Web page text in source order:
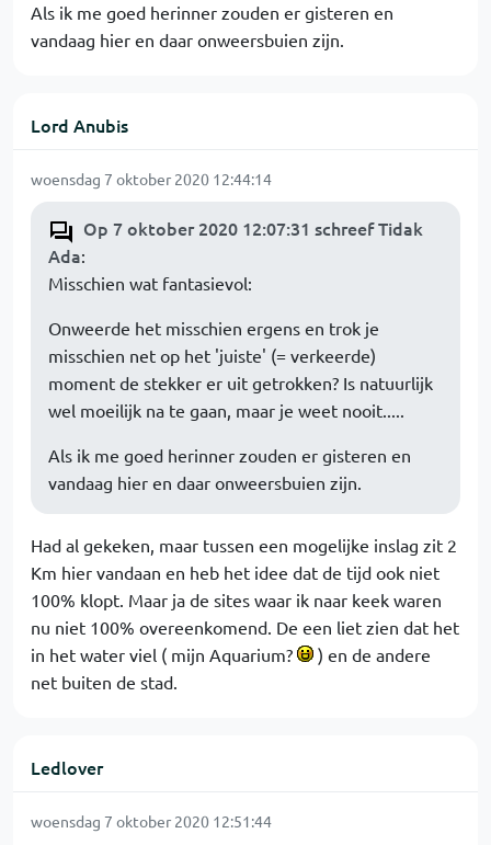
Als ik me goed herinner zouden er gisteren en
vandaag hier en daar onweersbuien zijn.
Lord Anubis
woensdag 7 oktober 2020 12:44:14
Op 7 oktober 2020 12:07:31 schreef Tidak
Ada:
Misschien wat fantasievol:
Onweerde het misschien ergens en trok je
misschien net op het 'juiste' (= verkeerde)
moment de stekker er uit getrokken? Is natuurlijk
wel moeilijk na te gaan, maar je weet nooit.....
Als ik me goed herinner zouden er gisteren en
vandaag hier en daar onweersbuien zijn.
Had al gekeken, maar tussen een mogelijke inslag zit 2
Km hier vandaan en heb het idee dat de tijd ook niet
100% klopt. Maar ja de sites waar ik naar keek waren
nu niet 100% overeenkomend. De een liet zien dat het
in het water viel ( mijn Aquarium?
) en de andere
net buiten de stad.
Ledlover
woensdag 7 oktober 2020 12:51:44